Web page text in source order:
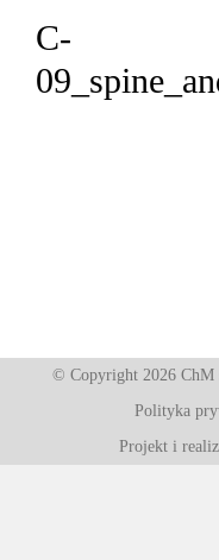
C-
© Copyright 2026 ChM
Polityka
Projekt i